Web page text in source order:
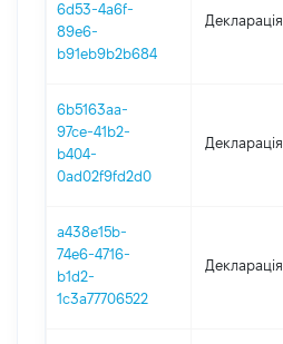
6d53-4a6f-
89e6-
b91eb9b2b684
Декларація
6b5163aa-
97ce-41b2-
b404-
0ad02f9fd2d0
Декларація
a438e15b-
74e6-4716-
b1d2-
1c3a77706522
Декларація